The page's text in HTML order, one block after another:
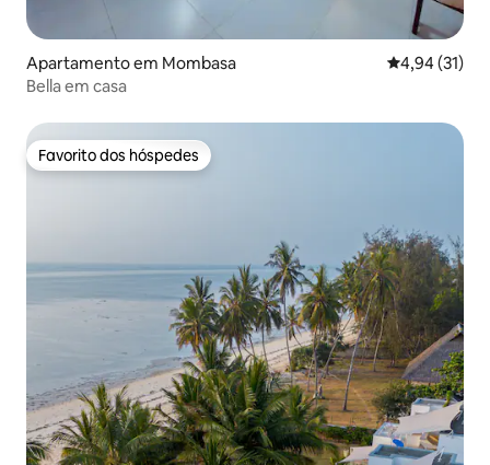
Apartamento em Mombasa Classificação
4,94 (31)
Bella em casa
Favorito dos hóspedes
Favorito dos hóspedes